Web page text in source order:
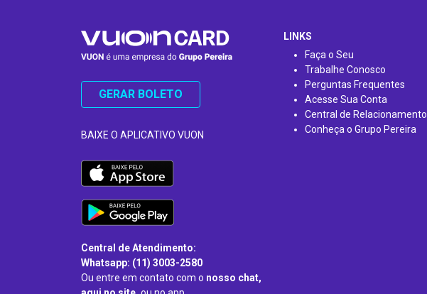
GERAR BOLETO
BAIXE O APLICATIVO VUON
Central de Atendimento:
Whatsapp: (11) 3003-2580
Ou entre em contato com o nosso chat,
LINKS
Faça o Seu
Trabalhe Conosco
Perguntas Frequentes
Acesse Sua Conta
Central de Relacionamento
Conheça o Grupo Pereira